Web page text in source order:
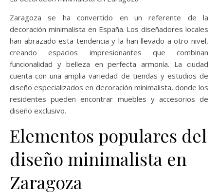
Zaragoza se ha convertido en un referente de la
decoración minimalista en España. Los diseñadores locales
han abrazado esta tendencia y la han llevado a otro nivel,
creando espacios impresionantes que combinan
funcionalidad y belleza en perfecta armonía. La ciudad
cuenta con una amplia variedad de tiendas y estudios de
diseño especializados en decoración minimalista, donde los
residentes pueden encontrar muebles y accesorios de
diseño exclusivo.
Elementos populares del
diseño minimalista en
Zaragoza